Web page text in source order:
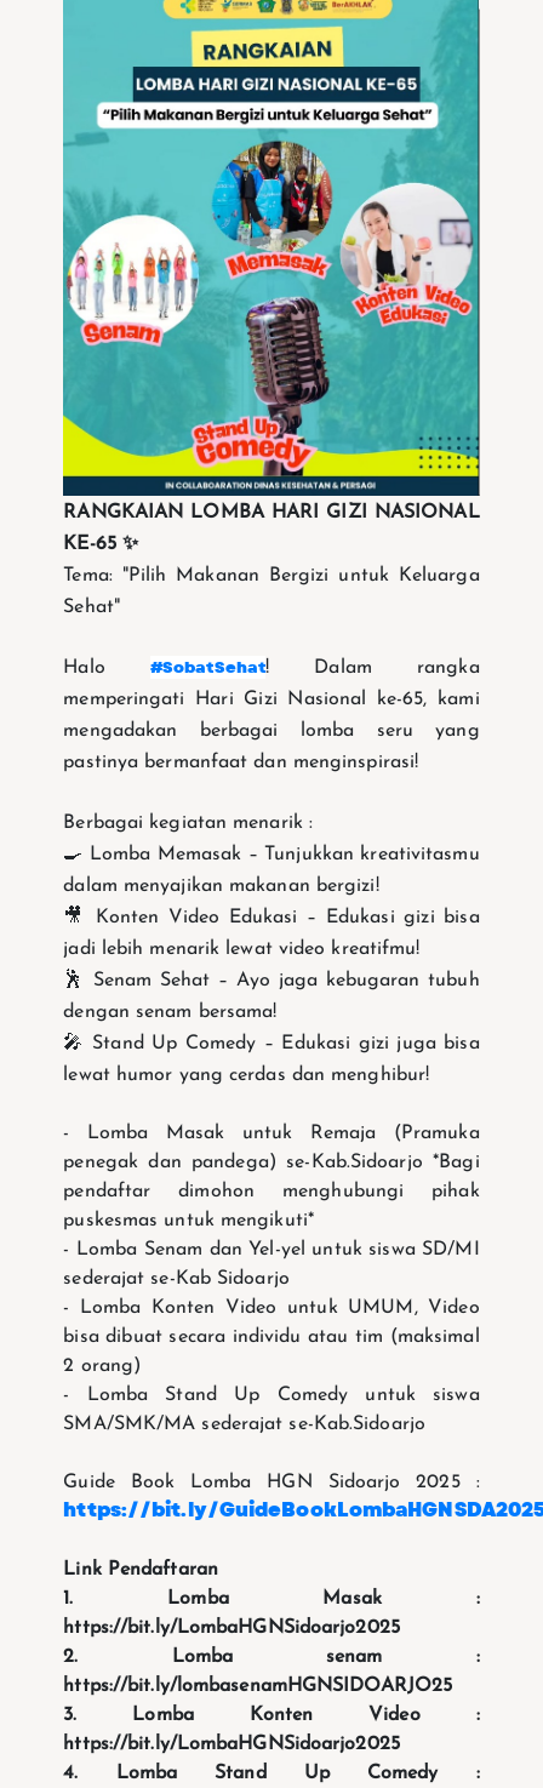
RANGKAIAN LOMBA HARI GIZI NASIONAL
KE-65 ✨
Tema: "Pilih Makanan Bergizi untuk Keluarga
Sehat"
Halo #SobatSehat! Dalam rangka
memperingati Hari Gizi Nasional ke-65, kami
mengadakan berbagai lomba seru yang
pastinya bermanfaat dan menginspirasi!
Berbagai kegiatan menarik :
🍳 Lomba Memasak – Tunjukkan kreativitasmu
dalam menyajikan makanan bergizi!
🎥 Konten Video Edukasi – Edukasi gizi bisa
jadi lebih menarik lewat video kreatifmu!
🕺 Senam Sehat – Ayo jaga kebugaran tubuh
dengan senam bersama!
🎤 Stand Up Comedy – Edukasi gizi juga bisa
lewat humor yang cerdas dan menghibur!
- Lomba Masak untuk Remaja (Pramuka
penegak dan pandega) se-Kab.Sidoarjo *Bagi
pendaftar dimohon menghubungi pihak
puskesmas untuk mengikuti*
- Lomba Senam dan Yel-yel untuk siswa SD/MI
sederajat se-Kab Sidoarjo
- Lomba Konten Video untuk UMUM, Video
bisa dibuat secara individu atau tim (maksimal
2 orang)
- Lomba Stand Up Comedy untuk siswa
SMA/SMK/MA sederajat se-Kab.Sidoarjo
Guide Book Lomba HGN Sidoarjo 2025 :
https://bit.ly/
Link Pendaftaran
1. Lomba Masak :
https://bit.ly/LombaHGNSidoarjo2025
2. Lomba senam :
https://bit.ly/lombasenamHGNSIDOARJO25
3. Lomba Konten Video :
https://bit.ly/LombaHGNSidoarjo2025
4. Lomba Stand Up Comedy :